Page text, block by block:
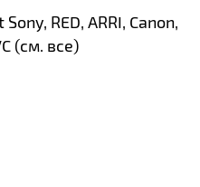
RED, ARRI, Canon,
(см. все)